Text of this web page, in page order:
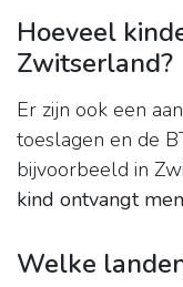
Hoeveel
Zwitserland?
Er zijn ook een
toeslagen en de
bijvoorbeeld in
kind ontvangt
Welke